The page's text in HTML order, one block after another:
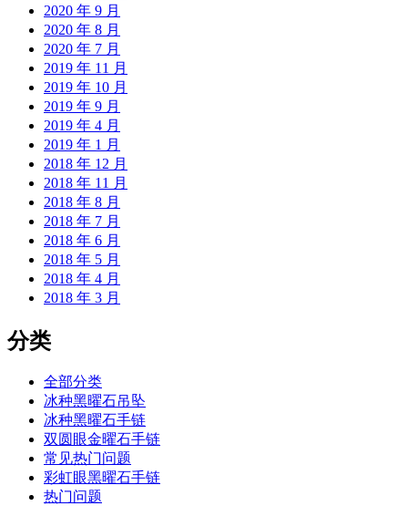
2020 年 9 月
2020 年 8 月
2020 年 7 月
2019 年 11 月
2019 年 10 月
2019 年 9 月
2019 年 4 月
2019 年 1 月
2018 年 12 月
2018 年 11 月
2018 年 8 月
2018 年 7 月
2018 年 6 月
2018 年 5 月
2018 年 4 月
2018 年 3 月
分类
全部分类
冰种黑曜石吊坠
冰种黑曜石手链
双圆眼金曜石手链
常见热门问题
彩虹眼黑曜石手链
热门问题